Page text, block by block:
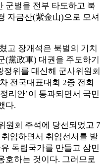
군벌을 전부 타도하고 북
자금산(紫金山)으로 모셔
고 장개석은 북벌의 기치
(黨政軍) 대권을 주도하기
위를 대신해 군사위원회
전국대표대회 2중 전회
리안’이 통과되면서 국민
다.
원회 주석에 당선되었고 7
임하면서 취임선서를 발
독립국가를 만들고 삼민
호하는 것이다. 그러므로